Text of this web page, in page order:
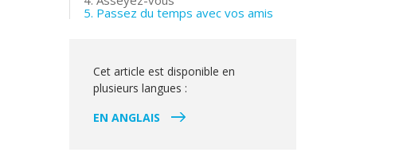
5. Passez du temps avec vos amis
Cet article est disponible en
plusieurs langues :
EN ANGLAIS